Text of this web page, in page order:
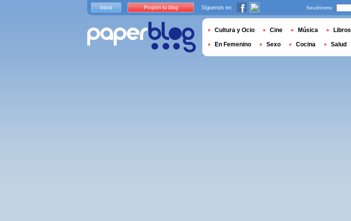
Inicio Propón tu blog Síguenos en Seudónimo
Cultura y Ocio Cine Música Libros
En Femenino Sexo Cocina Salud